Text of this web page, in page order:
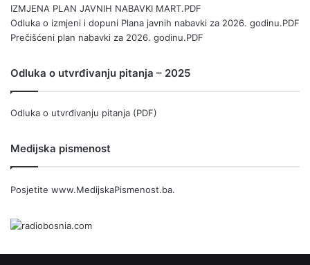
IZMJENA PLAN JAVNIH NABAVKI MART.PDF
Odluka o izmjeni i dopuni Plana javnih nabavki za 2026. godinu.PDF
Prečišćeni plan nabavki za 2026. godinu.PDF
Odluka o utvrđivanju pitanja – 2025
Odluka o utvrđivanju pitanja (PDF)
Medijska pismenost
Posjetite www.MedijskaPismenost.ba.